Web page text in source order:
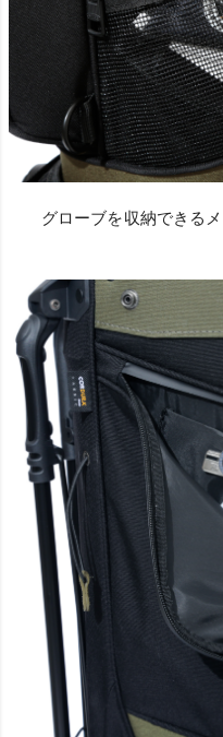
グローブを収納できるメ